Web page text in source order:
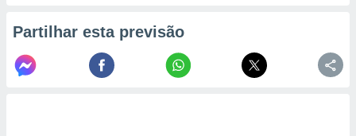
Partilhar esta previsão